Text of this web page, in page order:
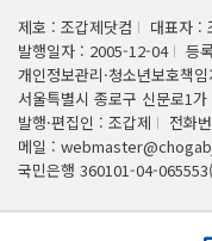
제호 : 조갑제닷컴
대표자 :
발행일자 : 2005-12-04
등
개인정보관리·청소년보호책
서울특별시 종로구 신문로1
발행·편집인 : 조갑제
전화
메일 :
국민은행 360101-04-